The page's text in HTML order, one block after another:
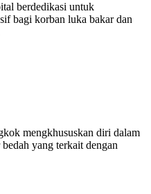
berdedikasi untuk
bagi korban luka bakar dan
mengkhususkan diri dalam
yang terkait dengan